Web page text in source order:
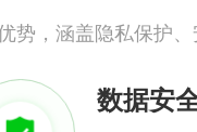
势，涵盖隐私保护
数据安